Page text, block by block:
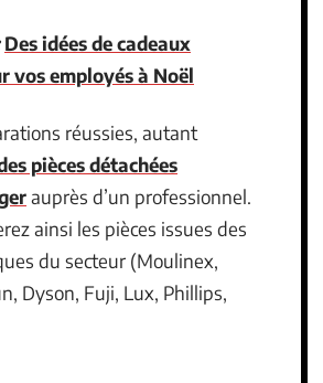
Des idées de cadeaux
vos employés à Noël
réussies, autant
pièces détachées
auprès d’un professionnel.
ainsi les pièces issues des
du secteur (Moulinex,
Dyson, Fuji, Lux, Phillips,